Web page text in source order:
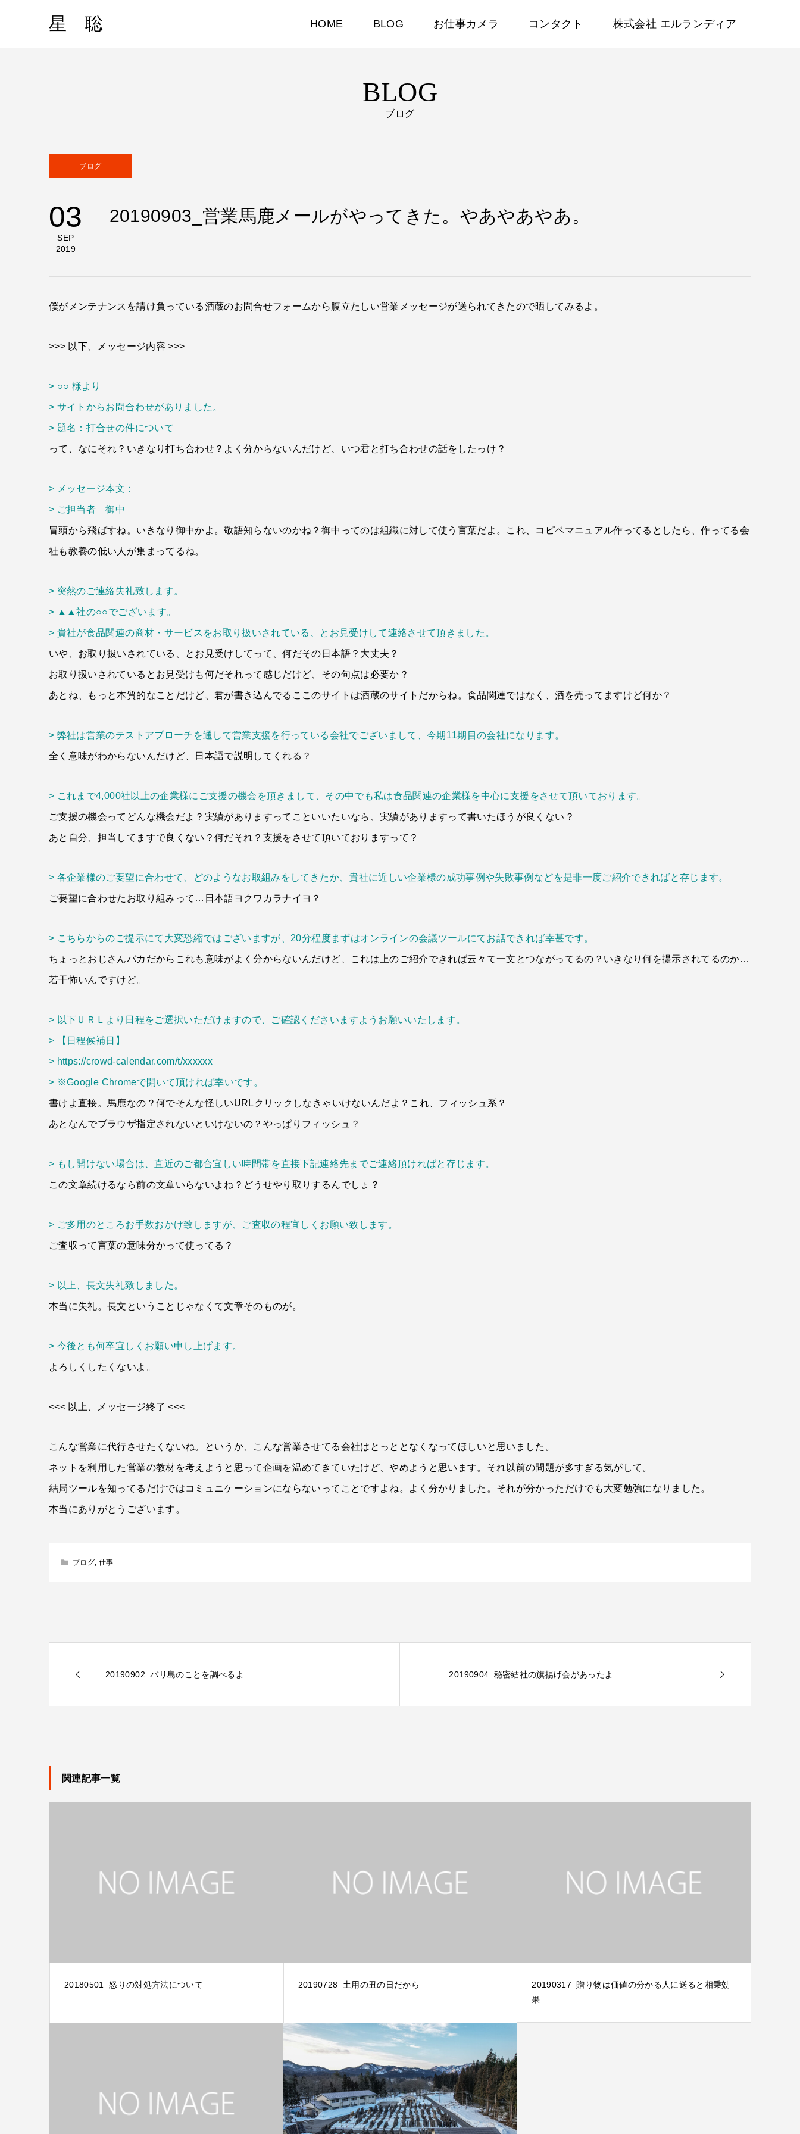
星 聡 HOME BLOG お仕事カメラ コンタクト 株式会社 エルランディア
BLOG
ブログ
ブログ
03
SEP
2019
20190903_営業馬鹿メールがやってきた。やあやあやあ。
僕がメンテナンスを請け負っている酒蔵のお問合せフォームから腹立たしい営業メッセージが送られてきたので晒してみるよ。
>>> 以下、メッセージ内容 >>>
> ○○ 様より
> サイトからお問合わせがありました。
> 題名：打合せの件について
って、なにそれ？いきなり打ち合わせ？よく分からないんだけど、いつ君と打ち合わせの話をしたっけ？
> メッセージ本文：
> ご担当者 御中
冒頭から飛ばすね。いきなり御中かよ。敬語知らないのかね？御中ってのは組織に対して使う言葉だよ。これ、コピペマニュアル作ってるとしたら、作ってる会
社も教養の低い人が集まってるね。
> 突然のご連絡失礼致します。
> ▲▲社の○○でございます。
> 貴社が食品関連の商材・サービスをお取り扱いされている、とお見受けして連絡させて頂きました。
いや、お取り扱いされている、とお見受けしてって、何だその日本語？大丈夫？
お取り扱いされているとお見受けも何だそれって感じだけど、その句点は必要か？
あとね、もっと本質的なことだけど、君が書き込んでるここのサイトは酒蔵のサイトだからね。食品関連ではなく、酒を売ってますけど何か？
> 弊社は営業のテストアプローチを通して営業支援を行っている会社でございまして、今期11期目の会社になります。
全く意味がわからないんだけど、日本語で説明してくれる？
> これまで4,000社以上の企業様にご支援の機会を頂きまして、その中でも私は食品関連の企業様を中心に支援をさせて頂いております。
ご支援の機会ってどんな機会だよ？実績がありますってこといいたいなら、実績がありますって書いたほうが良くない？
あと自分、担当してますで良くない？何だそれ？支援をさせて頂いておりますって？
> 各企業様のご要望に合わせて、どのようなお取組みをしてきたか、貴社に近しい企業様の成功事例や失敗事例などを是非一度ご紹介できればと存じます。
ご要望に合わせたお取り組みって…日本語ヨクワカラナイヨ？
> こちらからのご提示にて大変恐縮ではございますが、20分程度まずはオンラインの会議ツールにてお話できれば幸甚です。
ちょっとおじさんバカだからこれも意味がよく分からないんだけど、これは上のご紹介できれば云々て一文とつながってるの？いきなり何を提示されてるのか…
若干怖いんですけど。
> 以下ＵＲＬより日程をご選択いただけますので、ご確認くださいますようお願いいたします。
> 【日程候補日】
> https://crowd-calendar.com/t/xxxxxx
> ※Google Chromeで開いて頂ければ幸いです。
書けよ直接。馬鹿なの？何でそんな怪しいURLクリックしなきゃいけないんだよ？これ、フィッシュ系？
あとなんでブラウザ指定されないといけないの？やっぱりフィッシュ？
> もし開けない場合は、直近のご都合宜しい時間帯を直接下記連絡先までご連絡頂ければと存じます。
この文章続けるなら前の文章いらないよね？どうせやり取りするんでしょ？
> ご多用のところお手数おかけ致しますが、ご査収の程宜しくお願い致します。
ご査収って言葉の意味分かって使ってる？
> 以上、長文失礼致しました。
本当に失礼。長文ということじゃなくて文章そのものが。
> 今後とも何卒宜しくお願い申し上げます。
よろしくしたくないよ。
<<< 以上、メッセージ終了 <<<
こんな営業に代行させたくないね。というか、こんな営業させてる会社はとっととなくなってほしいと思いました。
ネットを利用した営業の教材を考えようと思って企画を温めてきていたけど、やめようと思います。それ以前の問題が多すぎる気がして。
結局ツールを知ってるだけではコミュニケーションにならないってことですよね。よく分かりました。それが分かっただけでも大変勉強になりました。
本当にありがとうございます。
ブログ, 仕事
20190902_バリ島のことを調べるよ 20190904_秘密結社の旗揚げ会があったよ
関連記事一覧
20180501_怒りの対処方法について 20190728_土用の丑の日だから
20190317_贈り物は価値の分かる人に送ると相乗効
果